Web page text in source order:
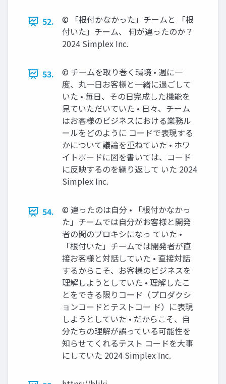
52.
©︎ 「根付かなかった」チームと 「根
付いた」チーム、 何が違ったのか？
2024 Simplex Inc.
53.
©︎ チームを取り巻く環境 • 週に一
度、丸一日お客様と一緒に過ごして
いた • 毎日、その日完成した機能を
見ていただいていた • 日々、チーム
はお客様のビジネスにおける業務ル
ールをどのように コードで表現する
かについて議論を重ねていた • ホワ
イトボードに図を書いては、コード
に反映するのを繰り返して いた 2024
Simplex Inc.
54.
©︎ 違ったのは自分 • 「根付かなかっ
た」チームでは自分がお客様と開発
者の間のプロキシになっ ていた •
「根付いた」チームでは開発者が直
接お客様と対話していた • 直接対話
するからこそ、お客様のビジネスを
理解しようとしていた • 理解したこ
とをできる限りコード（プロダクシ
ョンコードとテストコー ド）に表現
しようとしていた • だからこそ、自
分たちの理解が誤っている可能性を
知らせてくれるテスト コードを大事
にしていた 2024 Simplex Inc.